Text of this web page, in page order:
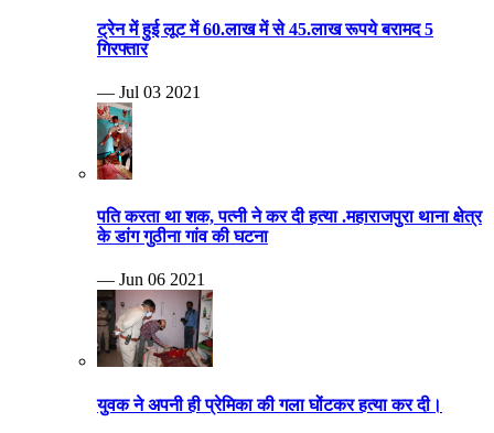
ट्रेन में हुई लूट में 60.लाख में से 45.लाख रूपये बरामद 5
गिरफ्तार
— Jul 03 2021
पति करता था शक, पत्नी ने कर दी हत्या .महाराजपुरा थाना क्षेत्र
के डांग गुठीना गांव की घटना
— Jun 06 2021
युवक ने अपनी ही प्रेमिका की गला घोंटकर हत्या कर दी।